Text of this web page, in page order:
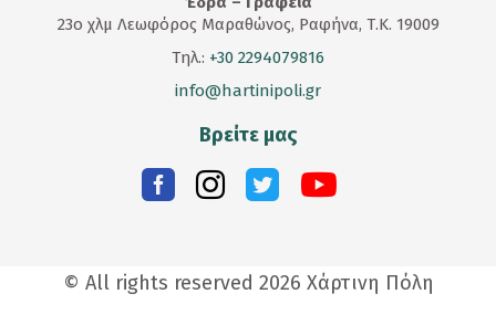
23ο χλμ Λεωφόρος Μαραθώνος, Ραφήνα, Τ.Κ. 19009
Τηλ.: +30 2294079816
info@hartinipoli.gr
Βρείτε μας
© All rights reserved 2026 Χάρτινη Πόλη